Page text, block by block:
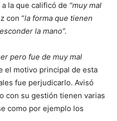
a la que calificó de “muy mal
con “la forma que tienen
la mano”.
pero fue de muy mal
el motivo principal de esta
fue perjudicarlo. Avisó
con su gestión tienen varias
como por ejemplo los